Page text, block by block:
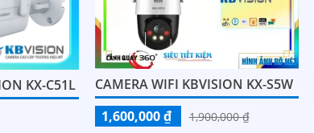
KX-C51L
CAMERA WIFI KBVISION KX-S5W
1,600,000 ₫
1,900,000 ₫